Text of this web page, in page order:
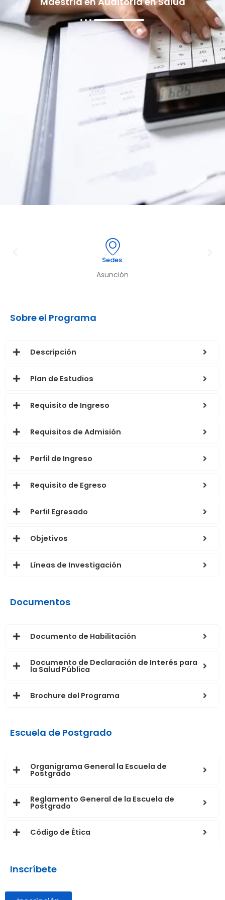
Sedes:
Asunción
Sobre el Programa
Descripción
Plan de Estudios
Requisito de Ingreso
Requisitos de Admisión
Perfil de Ingreso
Requisito de Egreso
Perfil Egresado
Objetivos
Líneas de Investigación
Documentos
Documento de Habilitación
Documento de Declaración de Interés para
la Salud Pública
Brochure del Programa
Escuela de Postgrado
Organigrama General la Escuela de
Postgrado
Reglamento General de la Escuela de
Postgrado
Código de Ética
Inscríbete